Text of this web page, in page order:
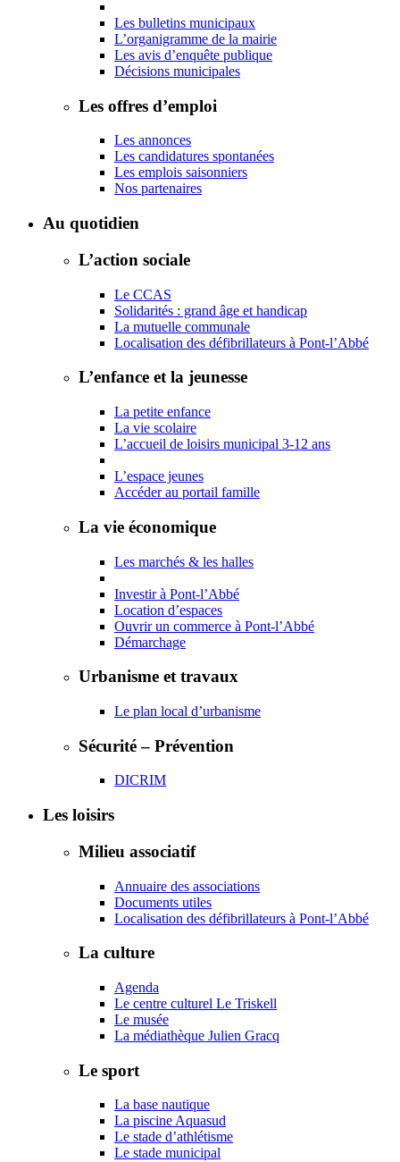
Les bulletins municipaux
L’organigramme de la mairie
Les avis d’enquête publique
Décisions municipales
Les offres d’emploi
Les annonces
Les candidatures spontanées
Les emplois saisonniers
Nos partenaires
Au quotidien
L’action sociale
Le CCAS
Solidarités : grand âge et handicap
La mutuelle communale
Localisation des défibrillateurs à Pont-l’Abbé
L’enfance et la jeunesse
La petite enfance
La vie scolaire
L’accueil de loisirs municipal 3-12 ans
L’espace jeunes
Accéder au portail famille
La vie économique
Les marchés & les halles
Investir à Pont-l’Abbé
Location d’espaces
Ouvrir un commerce à Pont-l’Abbé
Démarchage
Urbanisme et travaux
Le plan local d’urbanisme
Sécurité – Prévention
DICRIM
Les loisirs
Milieu associatif
Annuaire des associations
Documents utiles
Localisation des défibrillateurs à Pont-l’Abbé
La culture
Agenda
Le centre culturel Le Triskell
Le musée
La médiathèque Julien Gracq
Le sport
La base nautique
La piscine Aquasud
Le stade d’athlétisme
Le stade municipal